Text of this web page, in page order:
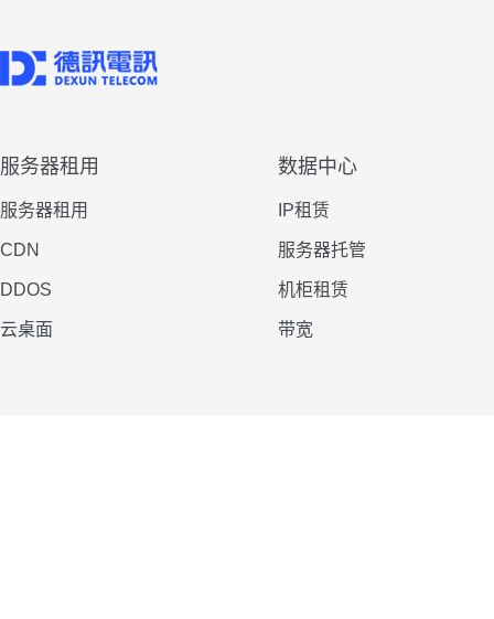
服务器租用
服务器租用
CDN
DDOS
云桌面
数据中心
IP租赁
服务器托管
机柜租赁
带宽